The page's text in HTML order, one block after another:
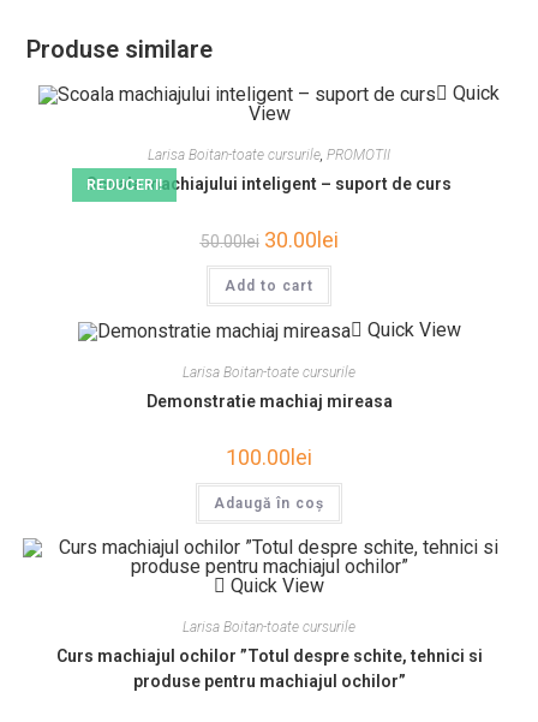
Produse similare
REDUCERI!
Quick
View
Larisa Boitan-toate cursurile PROMOTII
Scoala machiajului inteligent – suport de curs
50.00lei 30.00lei
Add to cart
Quick View
Larisa Boitan-toate cursurile
Demonstratie machiaj mireasa
100.00lei
Adaugă în coș
Quick View
Larisa Boitan-toate cursurile
Curs machiajul ochilor ”Totul despre schite, tehnici si
produse pentru machiajul ochilor”